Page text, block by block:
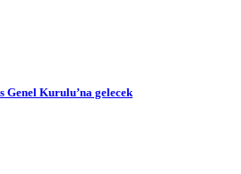
Genel Kurulu’na gelecek